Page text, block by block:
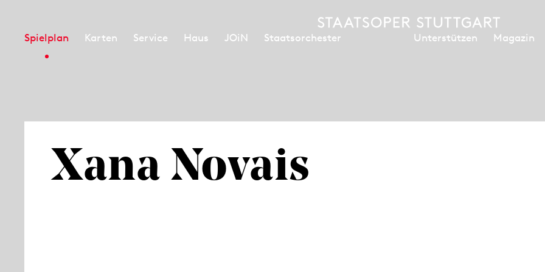
Spielplan Karten Service Haus JOiN Staatsorchester Unterstützen Magazin
Xana Novais